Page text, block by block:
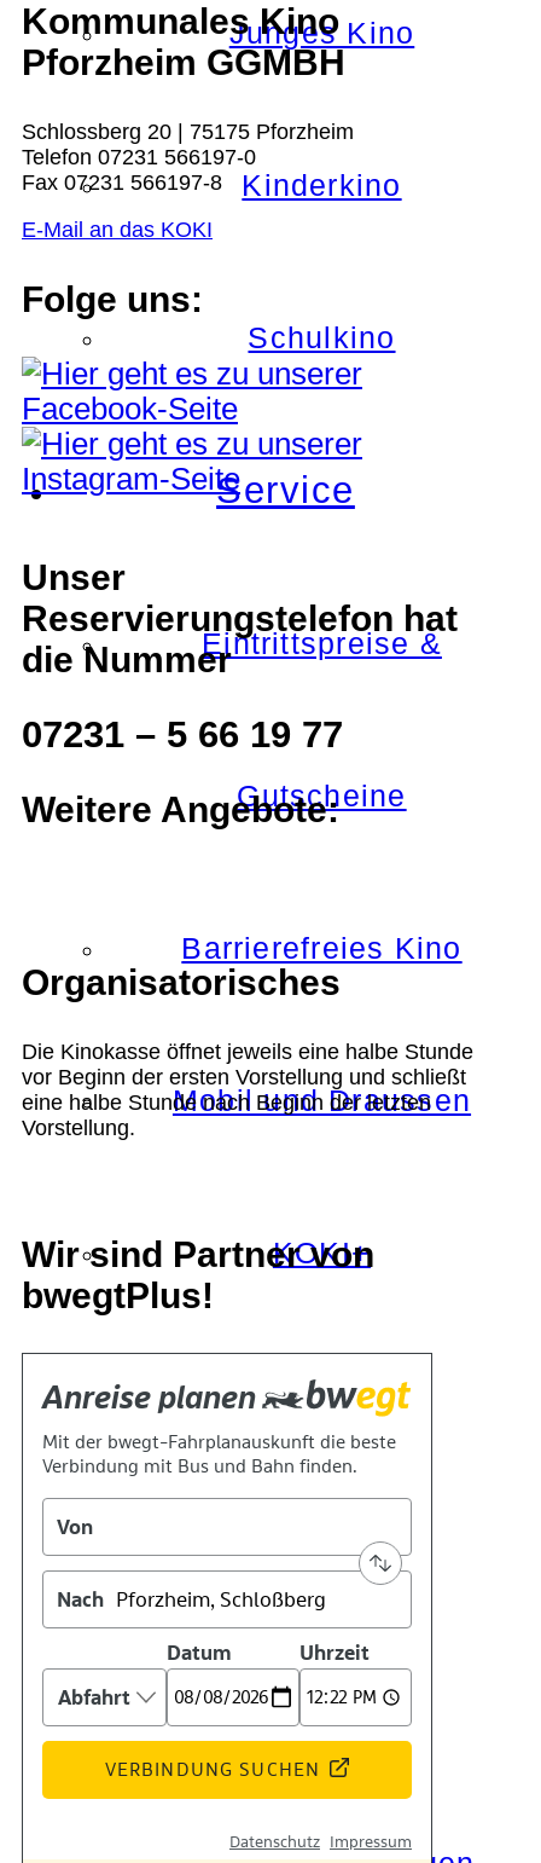
Junges Kino
Kinderkino
Schulkino
Service
Eintrittspreise &
Gutscheine
Barrierefreies Kino
Mobil und Draussen
KOKI+
Kontakt
Kino
Das Team
Kommunales Kino
Pforzheim GGMBH
Schlossberg 20 | 75175 Pforzheim
Telefon 07231 566197-0
Fax 07231 566197-8
E-Mail an das KOKI
Folge uns:
Unser
Reservierungstelefon hat
die Nummer
07231 – 5 66 19 77
Weitere Angebote:
Organisatorisches
Die Kinokasse öffnet jeweils eine halbe Stunde
vor Beginn der ersten Vorstellung und schließt
eine halbe Stunde nach Beginn der letzten
Vorstellung.
Wir sind Partner von
bwegtPlus!